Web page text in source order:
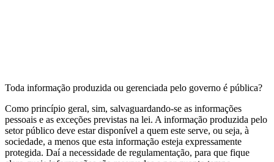
Toda informação produzida ou gerenciada pelo governo é pública?
Como princípio geral, sim, salvaguardando-se as informações
pessoais e as exceções previstas na lei. A informação produzida pelo
setor público deve estar disponível a quem este serve, ou seja, à
sociedade, a menos que esta informação esteja expressamente
protegida. Daí a necessidade de regulamentação, para que fique